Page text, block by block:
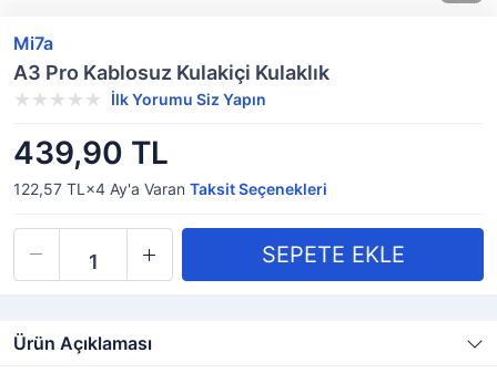
Mi7a
A3 Pro Kablosuz Kulakiçi Kulaklık
İlk Yorumu Siz Yapın
439,90 TL
122,57 TL×4 Ay'a Varan Taksit Seçenekleri
Ürün Açıklaması